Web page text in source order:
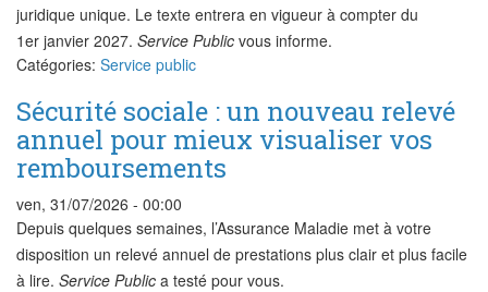
juridique unique. Le texte entrera en vigueur à compter du
1er janvier 2027. Service Public vous informe.
Catégories: Service public
Sécurité sociale : un nouveau relevé
annuel pour mieux visualiser vos
remboursements
ven, 31/07/2026 - 00:00
Depuis quelques semaines, l’Assurance Maladie met à votre
disposition un relevé annuel de prestations plus clair et plus facile
à lire. Service Public a testé pour vous.